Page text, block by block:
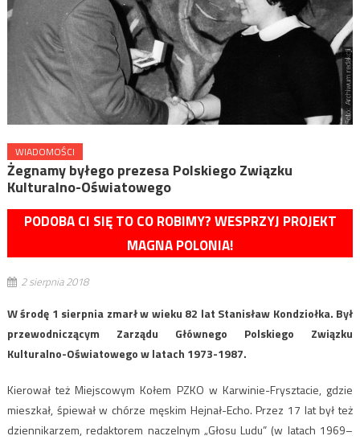
WIADOMOŚCI
Żegnamy byłego prezesa Polskiego Związku
Kulturalno-Oświatowego
PODOBA CI SIĘ TO CO ROBIMY? WESPRZYJ PROJEKT
MAGNA POLONIA!
2 sierpnia 2018
W środę 1 sierpnia zmarł w wieku 82 lat Stanisław Kondziołka. Był
przewodniczącym Zarządu Głównego Polskiego Związku
Kulturalno-Oświatowego w latach 1973-1987.
Kierował też Miejscowym Kołem PZKO w Karwinie-Frysztacie, gdzie
mieszkał, śpiewał w chórze męskim Hejnał-Echo. Przez 17 lat był też
dziennikarzem, redaktorem naczelnym „Głosu Ludu” (w latach 1969–